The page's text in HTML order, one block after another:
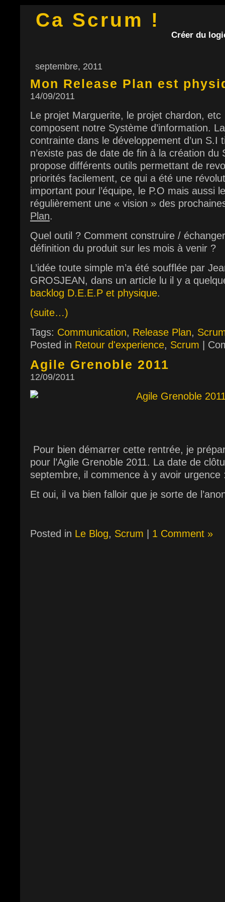
Ca Scrum !
Créer du
septembre, 2011
Mon Release Plan est
14/09/2011
Le projet Marguerite, le projet chardon,
composent notre Système d’information.
contrainte dans le développement d’un S.I
n’existe pas de date de fin à la création du
propose différents outils permettant de
priorités facilement, ce qui a été une
important pour l’équipe, le P.O mais aussi
régulièrement une « vision » des
Plan.
Quel outil ? Comment construire /
définition du produit sur les mois à venir ?
L’idée toute simple m’a été soufflée par
GROSJEAN, dans un article lu il y a
backlog D.E.E.P et physique.
(suite…)
Tags: Communication, Release Plan,
Posted in Retour d'experience, Scrum
Agile Grenoble 2011
12/09/2011
Pour bien démarrer cette rentrée, je
pour l’Agile Grenoble 2011. La date de
septembre, il commence à y avoir urgence
Et oui, il va bien falloir que je sorte de
Posted in Le Blog, Scrum 1 Comment »